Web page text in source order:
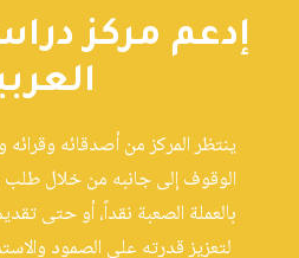
إدعم مركز
ينتظر المركز من أصدقائه
الوقوف إلى جانبه من خلال طلب
بالعملة الصعبة نقداً، أو حتى
لتعزيز قدرته على الصمود